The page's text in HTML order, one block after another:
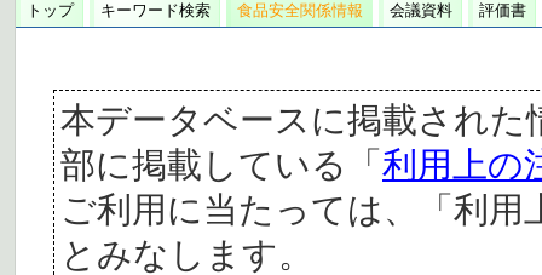
トップ キーワード検索 食品安全関係情報 会議資料 評価書
本データベースに掲載され
部に掲載している「利用上の
ご利用に当たっては、「利
とみなします。